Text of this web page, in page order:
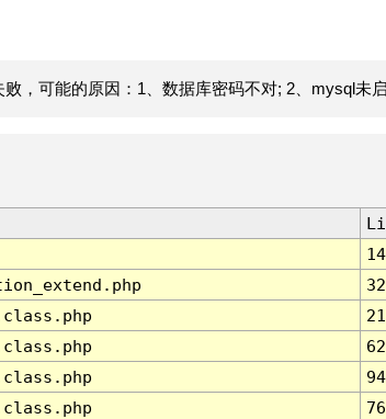
，可能的原因：1、数据库密码不对; 2、mysql未启
14
62
94
76